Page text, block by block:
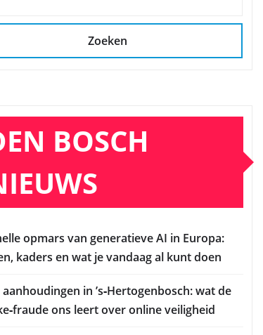
Zoeken
BOSCH
opmars van generatieve AI in Europa:
kaders en wat je vandaag al kunt doen
aanhoudingen in ’s‑Hertogenbosch: wat de
ons leert over online veiligheid